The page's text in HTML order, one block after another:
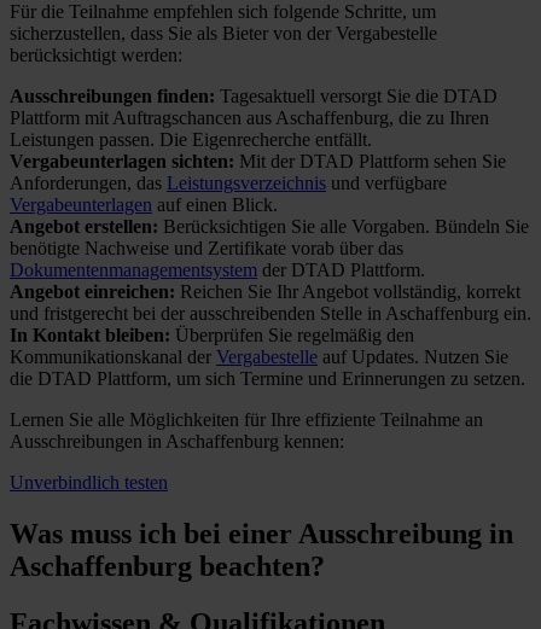
Für die Teilnahme empfehlen sich folgende Schritte, um
sicherzustellen, dass Sie als Bieter von der Vergabestelle
berücksichtigt werden:
Ausschreibungen finden: Tagesaktuell versorgt Sie die DTAD
Plattform mit Auftragschancen aus Aschaffenburg, die zu Ihren
Leistungen passen. Die Eigenrecherche entfällt.
Vergabeunterlagen sichten: Mit der DTAD Plattform sehen Sie
Anforderungen, das Leistungsverzeichnis und verfügbare
Vergabeunterlagen auf einen Blick.
Angebot erstellen: Berücksichtigen Sie alle Vorgaben. Bündeln Sie
benötigte Nachweise und Zertifikate vorab über das
Dokumentenmanagementsystem der DTAD Plattform.
Angebot einreichen: Reichen Sie Ihr Angebot vollständig, korrekt
und fristgerecht bei der ausschreibenden Stelle in Aschaffenburg ein.
In Kontakt bleiben: Überprüfen Sie regelmäßig den
Kommunikationskanal der Vergabestelle auf Updates. Nutzen Sie
die DTAD Plattform, um sich Termine und Erinnerungen zu setzen.
Lernen Sie alle Möglichkeiten für Ihre effiziente Teilnahme an
Ausschreibungen in Aschaffenburg kennen:
Unverbindlich testen
Was muss ich bei einer Ausschreibung in
Aschaffenburg beachten?